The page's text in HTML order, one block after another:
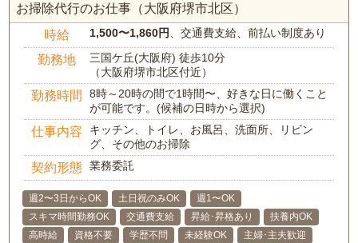
お掃除代行のお仕事（大阪府堺市北区）
時給 1,500〜1,860円 、交通費支給、前払い制度あり
勤務地
三国ケ丘(大阪府) 徒歩10分
（大阪府堺市北区付近）
勤務時間
8時～20時の間で1時間〜、好きな日に働くこと
が可能です。(候補の日時から選択)
仕事内容
キッチン、トイレ、お風呂、洗面所、リビン
グ、その他のお掃除
契約形態 業務委託
週2〜3日からOK 土日祝のみOK
週1〜OK
スキマ時間勤務OK
交通費支給 昇給･昇格あり
扶養内OK
高時給
資格不要 学歴不問 未経験OK
主婦･主夫歓迎